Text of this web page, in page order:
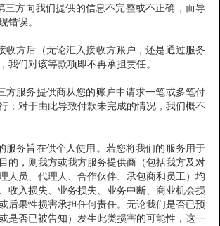
方向我们提供的信息不完整或不正确，而导
错误。
收方后（无论汇入接收方账户，还是通过服务
我们对该等款项即不再承担责任。
方服务提供商从您的账户中请求一笔或多笔付
；对于由此导致付款未完成的情况，我们概不
服务旨在供个人使用。若您将我们的服务用于
的，则我方或我方服务提供商（包括我方及对
人员、代理人、合作伙伴、承包商和员工）均
收入损失、业务损失、业务中断、商业机会损
后果性损害承担任何责任。无论我们是否已预
是否已被告知）发生此类损害的可能性，这一